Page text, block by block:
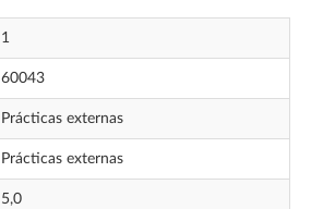
1
60043
Prácticas externas
Prácticas externas
5,0